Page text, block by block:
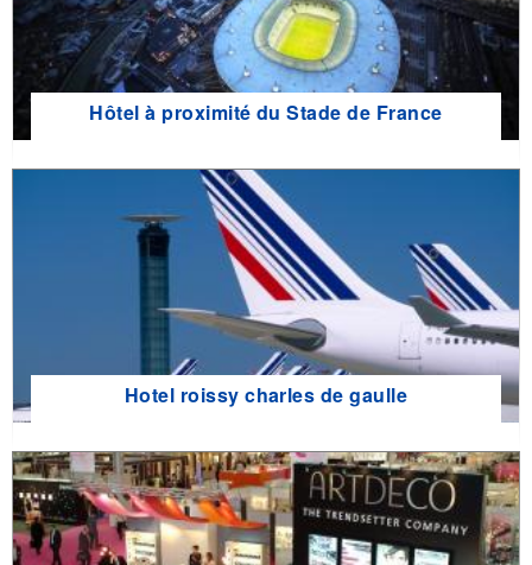
Hôtel à proximité du Stade de France
Hotel roissy charles de gaulle